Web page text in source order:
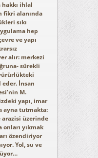
ihlal
fikri alanında
sıkı
hep
ve yapı
alır: merkezi
sürekli
eder. İnsan
M.
yapı, imar
ayna tutmakta:
üzerinde
yıkmak
özendiriyor
Yol, su ve